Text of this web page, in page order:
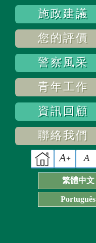
施政建議
您的評價
警察風采
青年工作
資訊回顧
聯絡我們
A
A+
繁體中文
Português